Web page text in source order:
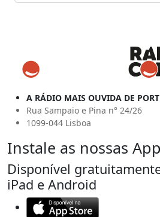
A RÁDIO MAIS OUVIDA DE
Rua Sampaio e Pina n° 24/26
1099-044 Lisboa
Instale as nossas
Disponível
iPad e Android